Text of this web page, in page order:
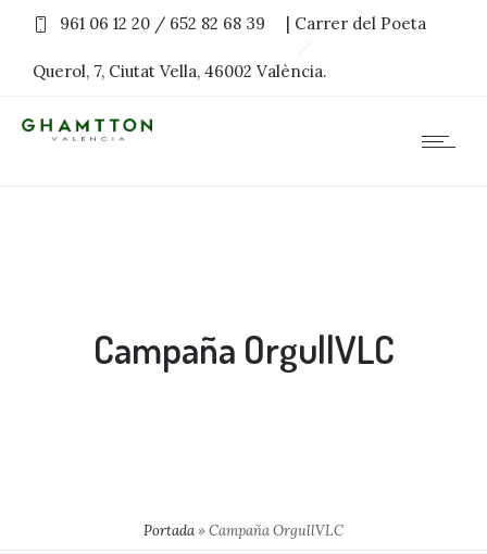
961 06 12 20 / 652 82 68 39 | Carrer del Poeta
Querol, 7, Ciutat Vella, 46002 València.
Campaña OrgullVLC
Portada» Campaña OrgullVLC